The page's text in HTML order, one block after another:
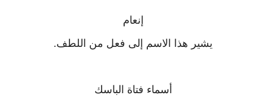
إنعام
يشير هذا الاسم إلى فعل من اللطف.
أسماء فتاة الباسك